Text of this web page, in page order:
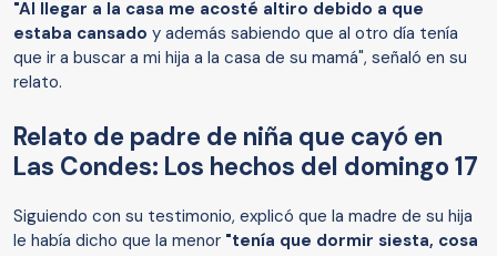
"Al llegar a la casa me acosté altiro debido a que
estaba cansado y además sabiendo que al otro día tenía
que ir a buscar a mi hija a la casa de su mamá", señaló en su
relato.
Relato de padre de niña que cayó en
Las Condes: Los hechos del domingo 17
Siguiendo con su testimonio, explicó que la madre de su hija
le había dicho que la menor "tenía que dormir siesta, cosa